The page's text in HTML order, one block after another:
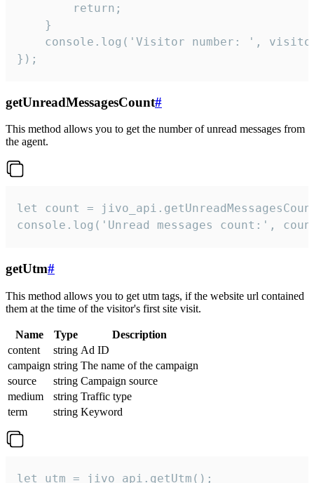
        return;
    }
console.log('Visitor number: ',
});
getUnreadMessagesCount#
This method allows you to get the number of unread messages from
the agent.
let count =
console.log('Unread messages count:',
getUtm#
This method allows you to get utm tags, if the website url contained
them at the time of the visitor's first site visit.
Name Type
Description
content
string Ad ID
campaign string The name of the campaign
source
string Campaign source
medium
string Traffic type
term
string Keyword
let utm = jivo_api.getUtm();